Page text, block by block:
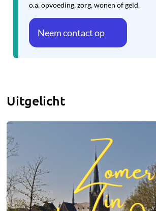
o.a. opvoeding, zorg, wonen of geld.
Neem contact op
Uitgelicht